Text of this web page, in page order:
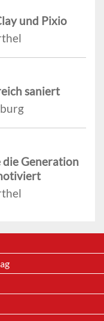
und Pixio
saniert
Generation